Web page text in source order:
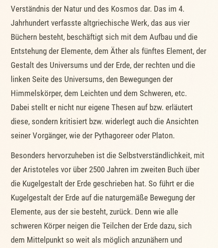
Verständnis der Natur und des Kosmos dar. Das im 4.
Jahrhundert verfasste altgriechische Werk, das aus vier
Büchern besteht, beschäftigt sich mit dem Aufbau und die
Entstehung der Elemente, dem Äther als fünftes Element, der
Gestalt des Universums und der Erde, der rechten und die
linken Seite des Universums, den Bewegungen der
Himmelskörper, dem Leichten und dem Schweren, etc.
Dabei stellt er nicht nur eigene Thesen auf bzw. erläutert
diese, sondern kritisiert bzw. widerlegt auch die Ansichten
seiner Vorgänger, wie der Pythagoreer oder Platon.
Besonders hervorzuheben ist die Selbstverständlichkeit, mit
der Aristoteles vor über 2500 Jahren im zweiten Buch über
die Kugelgestalt der Erde geschrieben hat. So führt er die
Kugelgestalt der Erde auf die naturgemäße Bewegung der
Elemente, aus der sie besteht, zurück. Denn wie alle
schweren Körper neigen die Teilchen der Erde dazu, sich
dem Mittelpunkt so weit als möglich anzunähern und